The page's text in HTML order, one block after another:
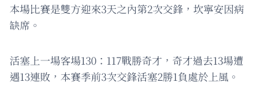
本場比賽是雙方迎來3天之內第2次交鋒，坎寧安因病
缺席。
活塞上一場客場130：117戰勝奇才，奇才過去13場遭
遇13連敗，本賽季前3次交鋒活塞2勝1負處於上風。